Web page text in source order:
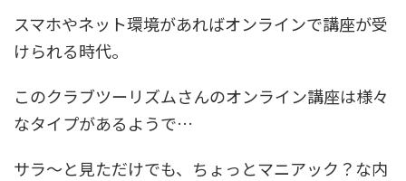
スマホやネット環境があればオンラインで講座が受
けられる時代。
このクラブツーリズムさんのオンライン講座は様々
なタイプがあるようで…
サラ～と見ただけでも、ちょっとマニアック？な内